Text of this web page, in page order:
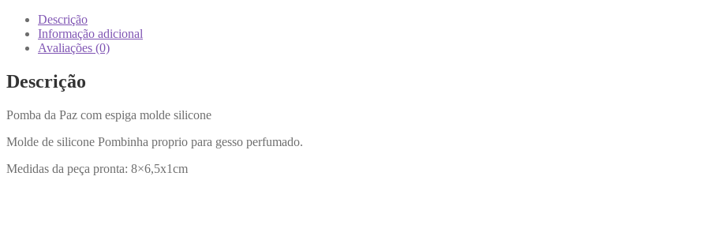
Descrição
Informação adicional
Avaliações (0)
Descrição
Pomba da Paz com espiga molde silicone
Molde de silicone Pombinha proprio para gesso perfumado.
Medidas da peça pronta: 8×6,5x1cm